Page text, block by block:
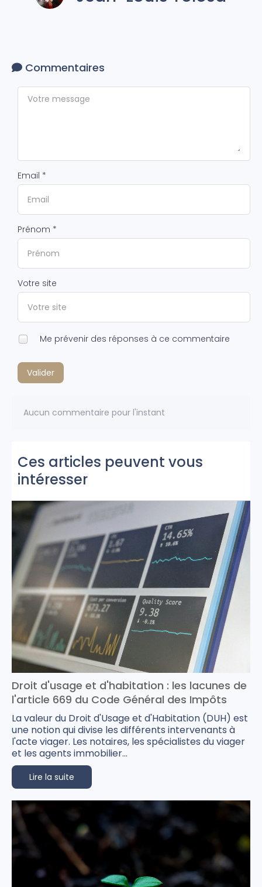
Commentaires
Email *
Prénom *
Votre site
Me prévenir des réponses à ce commentaire
Valider
Aucun commentaire pour l'instant
Ces articles peuvent vous
intéresser
Droit d'usage et d'habitation : les lacunes de
l'article 669 du Code Général des Impôts
La valeur du Droit d'Usage et d'Habitation (DUH) est
une notion qui divise les différents intervenants à
l'acte viager. Les notaires, les spécialistes du viager
et les agents immobilier...
Lire la suite